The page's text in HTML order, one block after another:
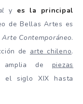
y es la principal
de Bellas Artes es
Arte Contemporáneo.
de arte chileno.
amplia de piezas
el siglo XIX hasta